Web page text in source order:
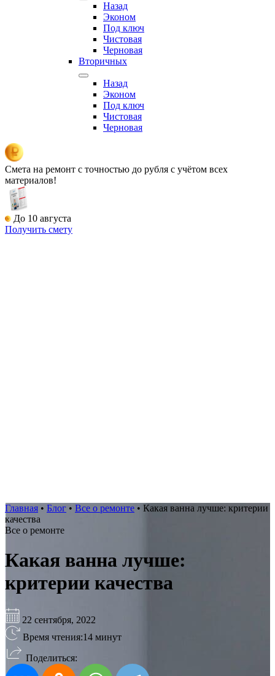
Назад
Эконом
Под ключ
Чистовая
Черновая
Вторичных
Назад
Эконом
Под ключ
Чистовая
Черновая
Смета на ремонт с точностью до рубля с учётом всех
материалов!
До 10 августа
Получить смету
Главная • Блог • Все о ремонте • Какая ванна лучше: критерии
качества
Все о ремонте
Какая ванна лучше:
критерии качества
22 сентября, 2022
Время чтения:14 минут
Поделиться: